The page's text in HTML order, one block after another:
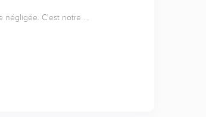
négligée. C'est notre …